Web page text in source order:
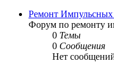
Ремонт
Форум по ремонту
0 Темы
0 Сообщения
Нет